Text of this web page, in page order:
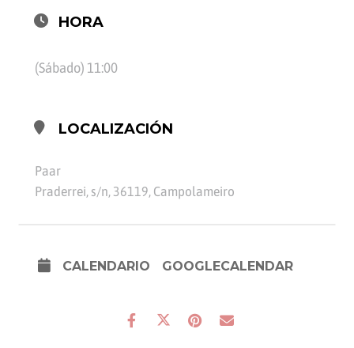
HORA
(Sábado) 11:00
LOCALIZACIÓN
Paar
Praderrei, s/n, 36119, Campolameiro
CALENDARIO GOOGLECALENDAR